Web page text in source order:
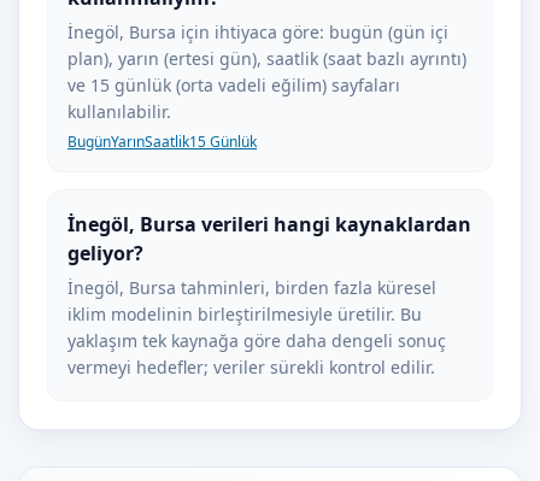
İnegöl, Bursa için ihtiyaca göre: bugün (gün içi
plan), yarın (ertesi gün), saatlik (saat bazlı ayrıntı)
ve 15 günlük (orta vadeli eğilim) sayfaları
kullanılabilir.
BugünYarınSaatlik15 Günlük
İnegöl, Bursa verileri hangi kaynaklardan
geliyor?
İnegöl, Bursa tahminleri, birden fazla küresel
iklim modelinin birleştirilmesiyle üretilir. Bu
yaklaşım tek kaynağa göre daha dengeli sonuç
vermeyi hedefler; veriler sürekli kontrol edilir.